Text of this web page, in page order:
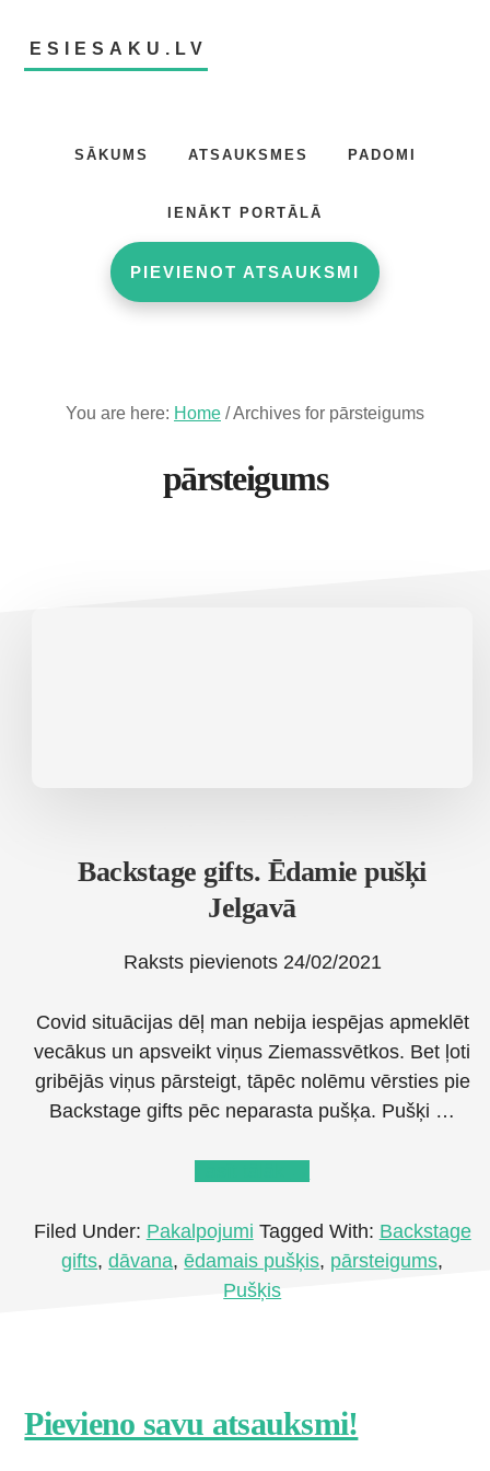
main
footerESIESAKU.LV
SĀKUMS ATSAUKSMES PADOMI
IENĀKT PORTĀLĀ
PIEVIENOT ATSAUKSMI
You are here: Home /Archives for pārsteigums
pārsteigums
Backstage gifts. Ēdamie pušķi
Jelgavā
Raksts pievienots 24/02/2021
Covid situācijas dēļ man nebija iespējas apmeklēt
vecākus un apsveikt viņus Ziemassvētkos. Bet ļoti
gribējās viņus pārsteigt, tāpēc nolēmu vērsties pie
Backstage gifts pēc neparasta pušķa. Pušķi …
gifts.
Ēdamie
Filed Under: Pakalpojumi Tagged With: Backstage
gifts,dāvana,ēdamais pušķis, pārsteigums,
Pušķis
Footer
Pievieno savu atsauksmi!